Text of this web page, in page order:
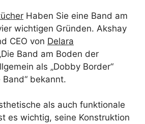
Haben Sie eine Band am
wichtigen Gründen. Akshay
CEO von Delara
Band am Boden der
als „Dobby Border“
Band“ bekannt.
als auch funktionale
es wichtig, seine Konstruktion